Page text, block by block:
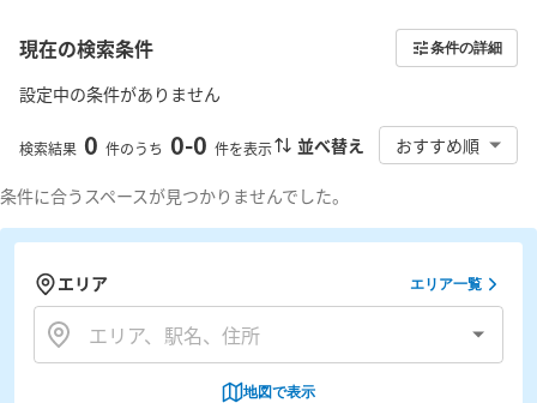
現在の検索条件 条件の詳細
設定中の条件がありません
検索結果 0 件のうち 0-0 件を表示 並べ替え おすすめ順
条件に合うスペースが見つかりませんでした。
エリア エリア一覧
地図で表示